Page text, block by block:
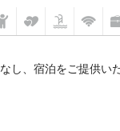
し、宿泊をご提供